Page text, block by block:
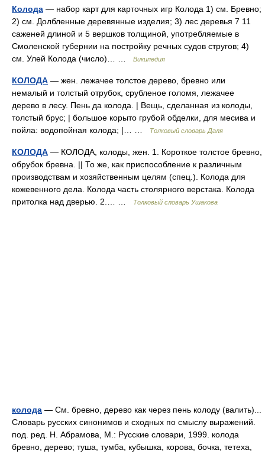
Колода — набор карт для карточных игр Колода 1) см. Бревно;
2) см. Долбленные деревянные изделия; 3) лес деревья 7 11
саженей длиной и 5 вершков толщиной, употребляемые в
Смоленской губернии на постройку речных судов стругов; 4)
см. Улей Колода (число)… …
Википедия
КОЛОДА — жен. лежачее толстое дерево, бревно или
немалый и толстый отрубок, срубленое голомя, лежачее
дерево в лесу. Пень да колода. | Вещь, сделанная из колоды,
толстый брус; | большое корыто грубой обделки, для месива и
пойла: водопойная колода; |… …
Толковый словарь Даля
КОЛОДА — КОЛОДА, колоды, жен. 1. Короткое толстое бревно,
обрубок бревна. || То же, как приспособление к различным
производствам и хозяйственным целям (спец.). Колода для
кожевенного дела. Колода часть столярного верстака. Колода
притолка над дверью. 2.… …
Толковый словарь Ушакова
колода — См. бревно, дерево как через пень колоду (валить)...
Словарь русских синонимов и сходных по смыслу выражений.
под. ред. Н. Абрамова, М.: Русские словари, 1999. колода
бревно, дерево; туша, тумба, кубышка, корова, бочка, тетеха,